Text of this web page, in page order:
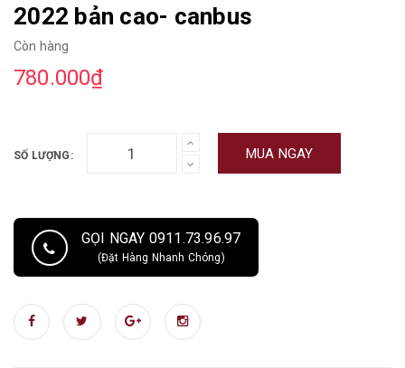
2022 bản cao- canbus
Còn hàng
780.000₫
SỐ LƯỢNG: MUA NGAY
GỌI NGAY 0911.73.96.97
(Đặt Hàng Nhanh Chóng)